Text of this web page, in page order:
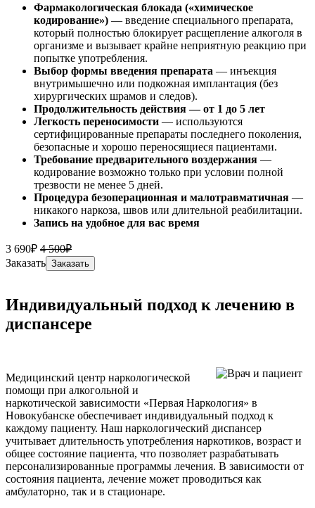
Фармакологическая блокада («химическое
кодирование») — введение специального препарата,
который полностью блокирует расщепление алкоголя в
организме и вызывает крайне неприятную реакцию при
попытке употребления.
Выбор формы введения препарата — инъекция
внутримышечно или подкожная имплантация (без
хирургических шрамов и следов).
Продолжительность действия — от 1 до 5 лет
Легкость переносимости — используются
сертифицированные препараты последнего поколения,
безопасные и хорошо переносящиеся пациентами.
Требование предварительного воздержания —
кодирование возможно только при условии полной
трезвости не менее 5 дней.
Процедура безоперационная и малотравматичная —
никакого наркоза, швов или длительной реабилитации.
Запись на удобное для вас время
3 690₽ 4 500₽
Заказать Заказать
Индивидуальный подход к лечению в
диспансере
Медицинский центр наркологической
помощи при алкогольной и
наркотической зависимости «Первая Наркология» в
Новокубанске обеспечивает индивидуальный подход к
каждому пациенту. Наш наркологический диспансер
учитывает длительность употребления наркотиков, возраст и
общее состояние пациента, что позволяет разрабатывать
персонализированные программы лечения. В зависимости от
состояния пациента, лечение может проводиться как
амбулаторно, так и в стационаре.